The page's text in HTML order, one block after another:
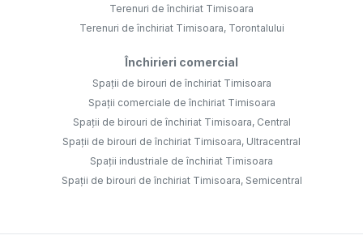
Terenuri de închiriat Timisoara
Terenuri de închiriat Timisoara, Torontalului
Închirieri comercial
Spații de birouri de închiriat Timisoara
Spații comerciale de închiriat Timisoara
Spații de birouri de închiriat Timisoara, Central
Spații de birouri de închiriat Timisoara, Ultracentral
Spații industriale de închiriat Timisoara
Spații de birouri de închiriat Timisoara, Semicentral